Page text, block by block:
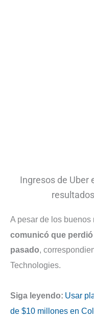
Ingresos de Uber
A pesar de los buenos
comunicó que perdió
pasado,
Technologies.
Siga leyendo: Usar
de $10 millones en